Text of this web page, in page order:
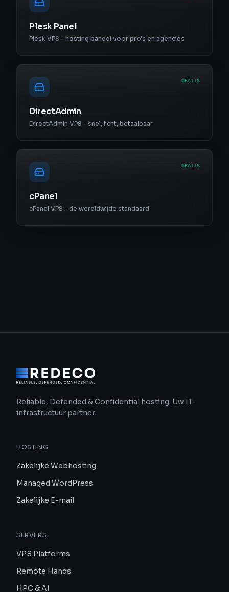
Plesk Panel
Plesk VPS - hosting paneel voor pro's en agencies
GRATIS
DirectAdmin
DirectAdmin VPS - snel, licht, betaalbaar
GRATIS
cPanel
cPanel VPS - de wereldwijde standaard
Reliable, Defended & Confidential hosting. Uw IT-
infrastructuur partner.
HOSTING
Zakelijke Webhosting
Managed WordPress
Zakelijke E-mail
SERVERS
VPS Platforms
Remote Hands
HPC & AI